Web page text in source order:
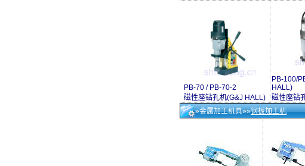
PB-70 / PB-70-2
磁性座钻孔机(G&J HALL)
PB-100/
HALL)
磁性座钻
»金属加工机具»»钢板加工机